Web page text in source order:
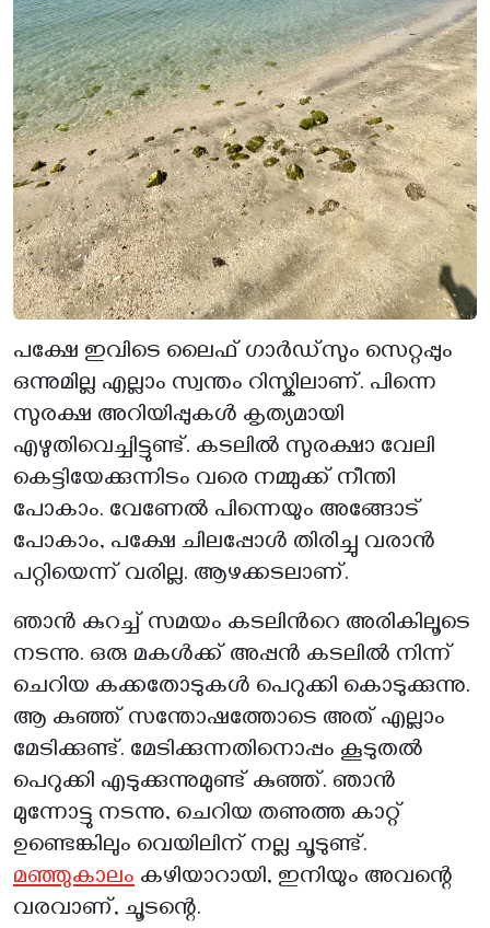
പക്ഷേ ഇവിടെ ലൈഫ് ഗാർഡ്സും സെറ്റപ്പും
ഒന്നുമില്ല എല്ലാം സ്വന്തം റിസ്കിലാണ്. പിന്നെ
സുരക്ഷ അറിയിപ്പുകൾ കൃത്യമായി
എഴുതിവെച്ചിട്ടുണ്ട്. കടലിൽ സുരക്ഷാ വേലി
കെട്ടിയേക്കുന്നിടം വരെ നമ്മുക്ക് നീന്തി
പോകാം. വേണേൽ പിന്നെയും അങ്ങോട്
പോകാം, പക്ഷേ ചിലപ്പോൾ തിരിച്ചു വരാൻ
പറ്റിയെന്ന് വരില്ല. ആഴക്കടലാണ്.
ഞാൻ കുറച്ച് സമയം കടലിൻറെ അരികിലൂടെ
നടന്നു. ഒരു മകൾക്ക് അപ്പൻ കടലിൽ നിന്ന്
ചെറിയ കക്കതോടുകൾ പെറുക്കി കൊടുക്കുന്നു.
ആ കുഞ്ഞ് സന്തോഷത്തോടെ അത് എല്ലാം
മേടിക്കുണ്ട്. മേടിക്കുന്നതിനൊപ്പം കൂടുതൽ
പെറുക്കി എടുക്കുന്നുമുണ്ട് കുഞ്ഞ്. ഞാൻ
മുന്നോട്ടു നടന്നു, ചെറിയ തണുത്ത കാറ്റ്
ഉണ്ടെങ്കിലും വെയിലിന് നല്ല ചൂടുണ്ട്.
മഞ്ഞുകാലം കഴിയാറായി, ഇനിയും അവന്റെ
വരവാണ്, ചൂടന്റെ.